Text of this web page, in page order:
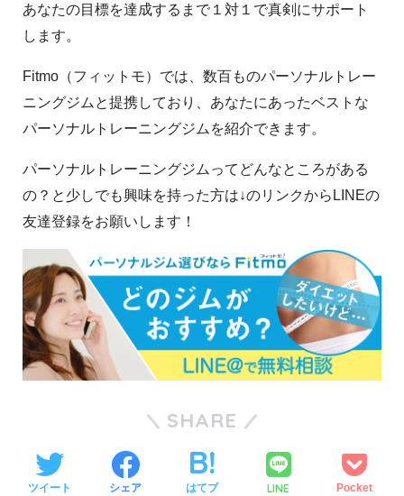
あなたの目標を達成するまで１対１で真剣にサポート
します。
Fitmo（フィットモ）では、数百ものパーソナルトレー
ニングジムと提携しており、あなたにあったベストな
パーソナルトレーニングジムを紹介できます。
パーソナルトレーニングジムってどんなところがある
の？と少しでも興味を持った方は↓のリンクからLINEの
友達登録をお願いします！
SHARE
ツイート シェア はてブ LINE Pocket